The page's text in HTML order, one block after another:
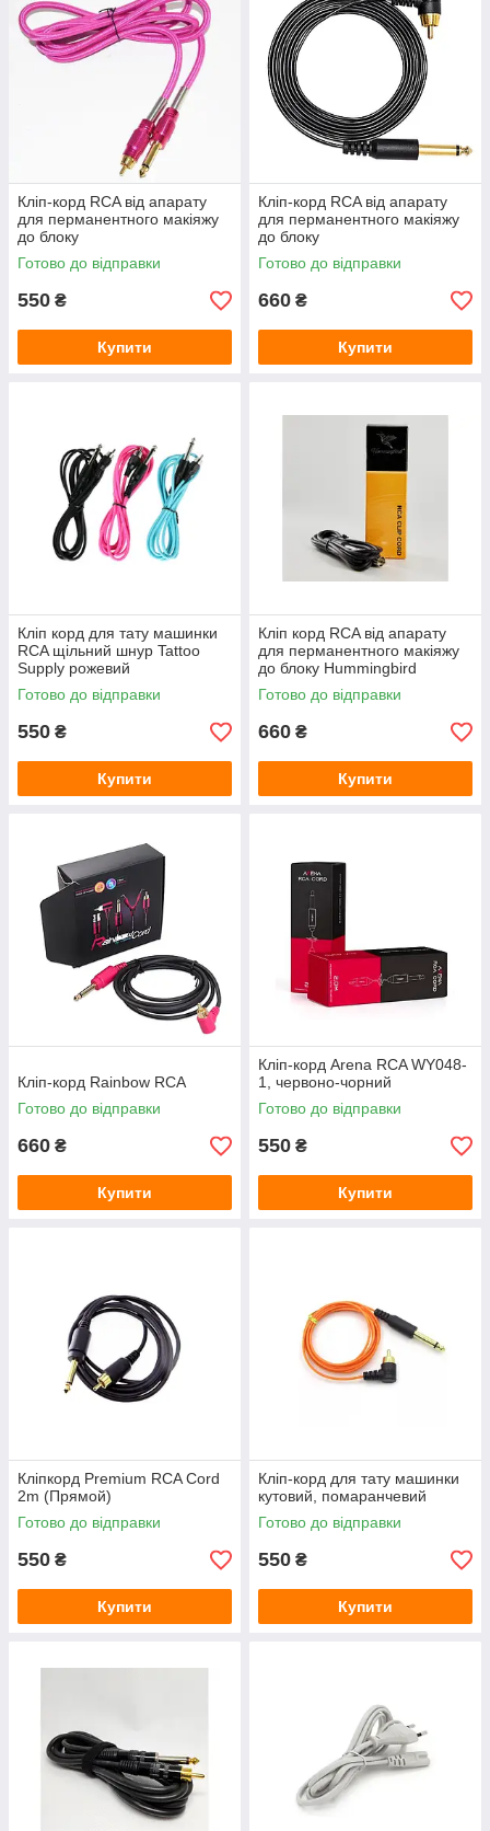
Кліп-корд RCA від апарату
для перманентного макіяжу
до блоку
Готово до відправки
550 ₴
Купити
Кліп-корд RCA від апарату
для перманентного макіяжу
до блоку
Готово до відправки
660 ₴
Купити
Кліп корд для тату машинки
RCA щільний шнур Tattoo
Supply рожевий
Готово до відправки
550 ₴
Купити
Кліп корд RCA від апарату
для перманентного макіяжу
до блоку Hummingbird
Готово до відправки
660 ₴
Купити
Кліп-корд Rainbow RCA
Готово до відправки
660 ₴
Купити
Кліп-корд Arena RCA WY048-
1, червоно-чорний
Готово до відправки
550 ₴
Купити
Кліпкорд Premium RCA Cord
2m (Прямой)
Готово до відправки
550 ₴
Купити
Кліп-корд для тату машинки
кутовий, помаранчевий
Готово до відправки
550 ₴
Купити